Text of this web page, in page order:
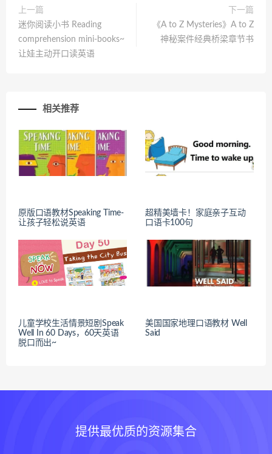
上一篇
迷你阅读小书 Reading
comprehension mini-books~
让娃主动开口读英语
下一篇
《A to Z Mysteries》A to Z
神秘案件经典桥梁章节书
相关推荐
原版口语教材Speaking Time-
让孩子轻松说英语
超精美墙卡！家庭亲子互动
口语卡100句
儿童学校生活情景短剧Speak
Well In 60 Days，60天英语
脱口而出~
美国国家地理口语教材 Well
Said
提供最优质的资源集合